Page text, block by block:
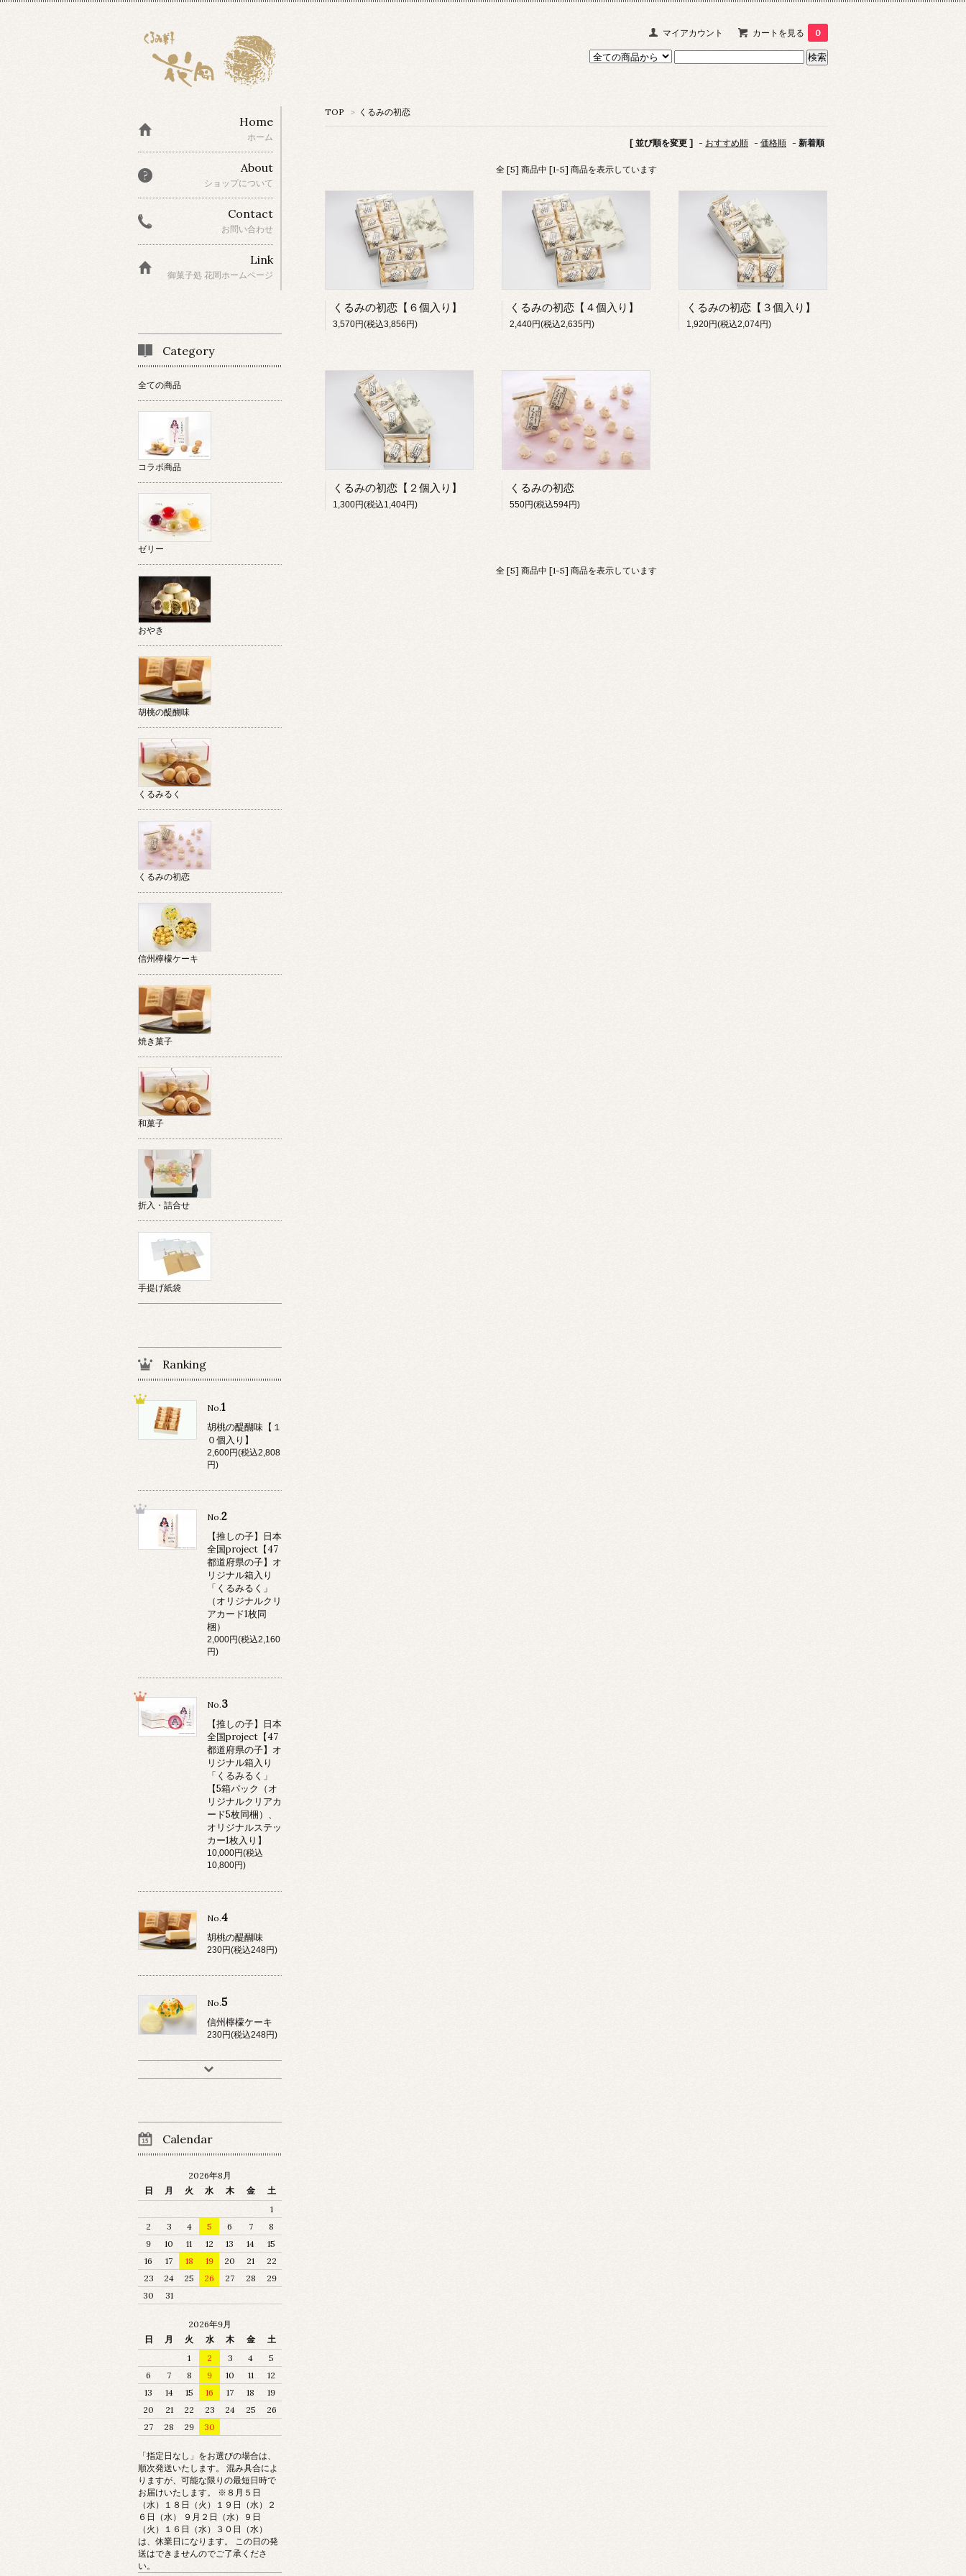
マイアカウント カートを見る 0
TOP > くるみの初恋
[ 並び順を変更 ] - おすすめ順 - 価格順 - 新着順
全 [5] 商品中 [1-5] 商品を表示しています
くるみの初恋【６個入り】
3,570円(税込3,856円)
くるみの初恋【４個入り】
2,440円(税込2,635円)
くるみの初恋【３個入り】
1,920円(税込2,074円)
くるみの初恋【２個入り】
1,300円(税込1,404円)
くるみの初恋
550円(税込594円)
全 [5] 商品中 [1-5] 商品を表示しています
Home
ホーム
About
ショップについて
Contact
お問い合わせ
Link
御菓子処 花岡ホームページ
Category
全ての商品
コラボ商品
ゼリー
おやき
胡桃の醍醐味
くるみるく
くるみの初恋
信州檸檬ケーキ
焼き菓子
和菓子
折入・詰合せ
手提げ紙袋
Ranking
No.1
胡桃の醍醐味【１
０個入り】
2,600円(税込2,808
円)
No.2
【推しの子】日本
全国project【47
都道府県の子】オ
リジナル箱入り
「くるみるく」
（オリジナルクリ
アカード1枚同
梱）
2,000円(税込2,160
円)
No.3
【推しの子】日本
全国project【47
都道府県の子】オ
リジナル箱入り
「くるみるく」
【5箱パック（オ
リジナルクリアカ
ード5枚同梱）、
オリジナルステッ
カー1枚入り】
10,000円(税込
10,800円)
No.4
胡桃の醍醐味
230円(税込248円)
No.5
信州檸檬ケーキ
230円(税込248円)
Calendar
2026年8月
日
月 火 水 木 金
土
1
2
3 4 5 6 7
8
9
10 11 12 13 14
15
16
17 18 19 20 21
22
23
24 25 26 27 28
29
30
31
2026年9月
日
月 火 水 木 金
土
1
2 3 4
5
6
7 8 9 10 11
12
13
14 15 16 17 18
19
20
21 22 23 24 25
26
27
28 29 30
「指定日なし」をお選びの場合は、
順次発送いたします。 混み具合によ
りますが、可能な限りの最短日時で
お届けいたします。 ※８月５日
（水）１８日（火）１９日（水）２
６日（水） ９月２日（水）９日
（火）１６日（水）３０日（水）
は、休業日になります。 この日の発
送はできませんのでご了承くださ
い。